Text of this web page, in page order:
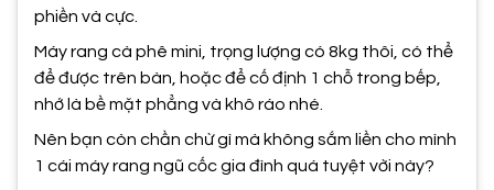
phiền và cực.
Máy rang cà phê mini, trọng lượng có 8kg thôi, có thể
để được trên bàn, hoặc để cố định 1 chỗ trong bếp,
nhớ là bề mặt phẳng và khô ráo nhé.
Nên bạn còn chần chừ gì mà không sắm liền cho mình
1 cái máy rang ngũ cốc gia đình quá tuyệt vời này?